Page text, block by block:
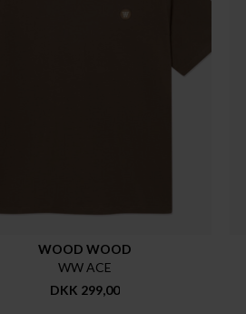
WOOD WOOD
WW ACE
DKK 299,00